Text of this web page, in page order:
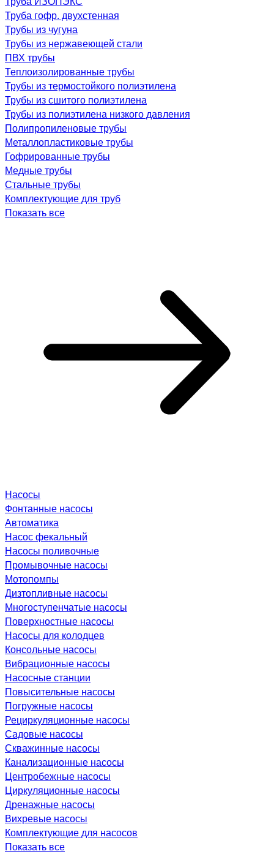
Труба гофр. двухстенная
Трубы из чугуна
Трубы из нержавеющей стали
ПВХ трубы
Теплоизолированные трубы
Трубы из термостойкого полиэтилена
Трубы из сшитого полиэтилена
Трубы из полиэтилена низкого давления
Полипропиленовые трубы
Металлопластиковые трубы
Гофрированные трубы
Медные трубы
Стальные трубы
Комплектующие для труб
Показать все
Насосы
Фонтанные насосы
Автоматика
Насос фекальный
Насосы поливочные
Промывочные насосы
Мотопомпы
Дизтопливные насосы
Многоступенчатые насосы
Поверхностные насосы
Насосы для колодцев
Консольные насосы
Вибрационные насосы
Насосные станции
Повысительные насосы
Погружные насосы
Рециркуляционные насосы
Садовые насосы
Скважинные насосы
Канализационные насосы
Центробежные насосы
Циркуляционные насосы
Дренажные насосы
Вихревые насосы
Комплектующие для насосов
Показать все